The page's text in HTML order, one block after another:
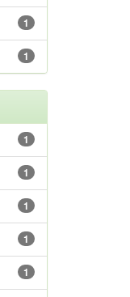
1
1
1
1
1
1
1